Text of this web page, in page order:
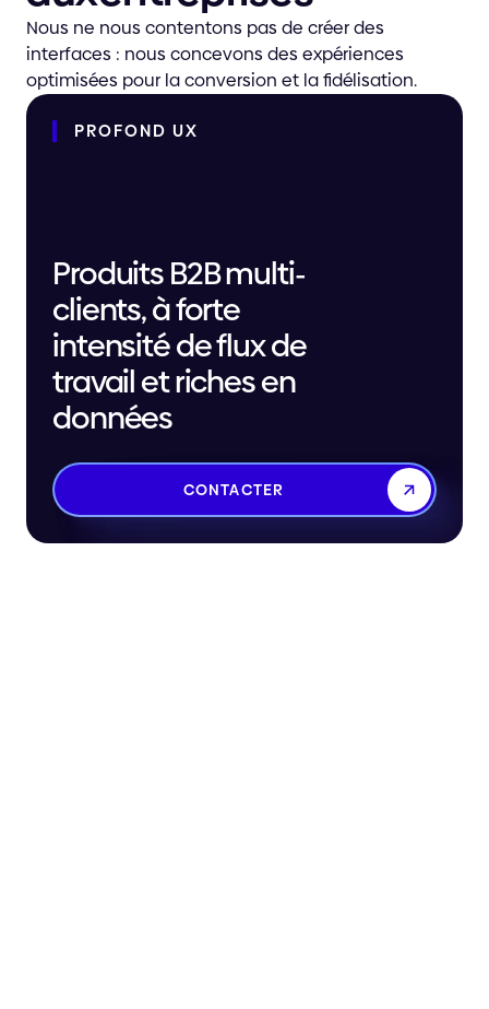
Nous ne nous contentons pas de créer des
interfaces : nous concevons des expériences
optimisées pour la conversion et la fidélisation.
PROFOND UX
Produits B2B multi-
clients, à forte
intensité de flux de
travail et riches en
données
CONTACTER